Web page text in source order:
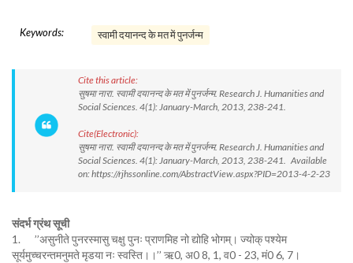
Keywords: स्वामी दयानन्द के मत में पुनर्जन्म
Cite this article:
सुषमा नारा. स्वामी दयानन्द के मत में पुनर्जन्म. Research J. Humanities and
Social Sciences. 4(1): January-March, 2013, 238-241.
Cite(Electronic):
सुषमा नारा. स्वामी दयानन्द के मत में पुनर्जन्म. Research J. Humanities and
Social Sciences. 4(1): January-March, 2013, 238-241. Available
on: https://rjhssonline.com/AbstractView.aspx?PID=2013-4-2-23
संदर्भ ग्रंथ सूची
1. ’’असुनीते पुनरस्मासु चक्षु पुनः प्राणमिह नो द्योहि भोगम्। ज्योक् पश्येम
सूर्यमुच्चरन्तमनुमते मृडया नः स्वस्ति।।’’ ऋ0, अ0 8, 1, व0 - 23, मं0 6, 7।